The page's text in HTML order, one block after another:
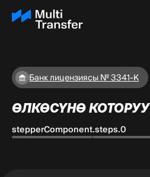
Банк лицензиясы № 3341-К
ӨЛКӨСҮНӨ КОТОРУУ
stepperComponent.steps.0